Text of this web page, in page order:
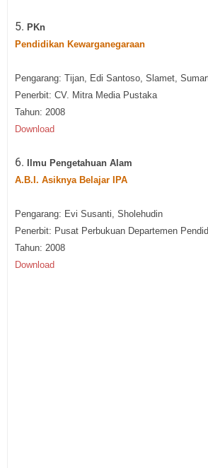
5. PKn
Pendidikan Kewarganegaraan
Pengarang: Tijan, Edi Santoso, Slamet,
Penerbit: CV. Mitra Media Pustaka
Tahun: 2008
Download
6.
Ilmu Pengetahuan Alam
A.B.I. Asiknya Belajar IPA
Pengarang: Evi Susanti, Sholehudin
Penerbit: Pusat Perbukuan Departemen
Tahun: 2008
Download